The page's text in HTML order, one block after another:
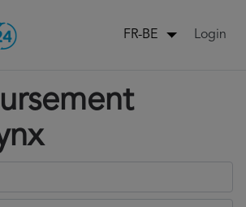
FR-BE Login